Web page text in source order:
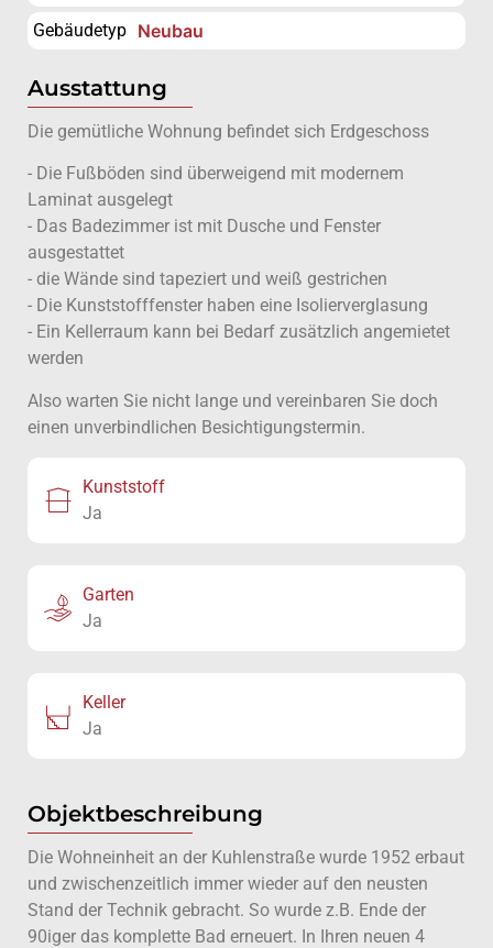
Gebäudetyp Neubau
Ausstattung
Die gemütliche Wohnung befindet sich Erdgeschoss
- Die Fußböden sind überweigend mit modernem
Laminat ausgelegt
- Das Badezimmer ist mit Dusche und Fenster
ausgestattet
- die Wände sind tapeziert und weiß gestrichen
- Die Kunststofffenster haben eine Isolierverglasung
- Ein Kellerraum kann bei Bedarf zusätzlich angemietet
werden
Also warten Sie nicht lange und vereinbaren Sie doch
einen unverbindlichen Besichtigungstermin.
Kunststoff
Ja
Garten
Ja
Keller
Ja
Objektbeschreibung
Die Wohneinheit an der Kuhlenstraße wurde 1952 erbaut
und zwischenzeitlich immer wieder auf den neusten
Stand der Technik gebracht. So wurde z.B. Ende der
90iger das komplette Bad erneuert. In Ihren neuen 4